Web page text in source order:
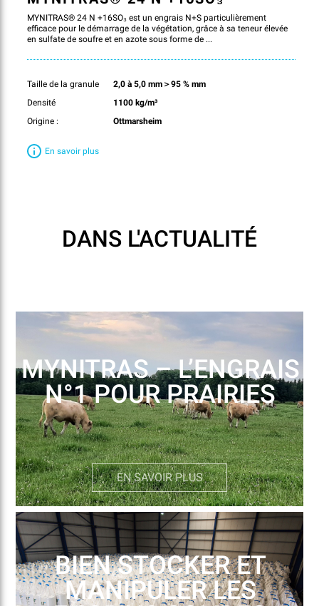
MYNITRAS® 24 N +16SO₃ est un engrais N+S particulièrement
efficace pour le démarrage de la végétation, grâce à sa teneur élevée
en sulfate de soufre et en azote sous forme de ...
Taille de la granule
2,0 à 5,0 mm＞95 % mm
Densité
1100 kg/m³
Origine :
Ottmarsheim
En savoir plus
DANS L'ACTUALITÉ
MYNITRAS – L’ENGRAIS
N°1 POUR PRAIRIES
EN SAVOIR PLUS
BIEN STOCKER ET
MANIPULER LES